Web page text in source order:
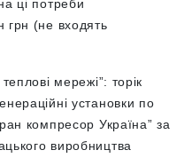
ці потреби
грн (не входять
мережі”: торік
установки по
компресор Україна” за
виробництва